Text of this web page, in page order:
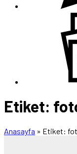
Etiket:
Anasayfa » Etiket: